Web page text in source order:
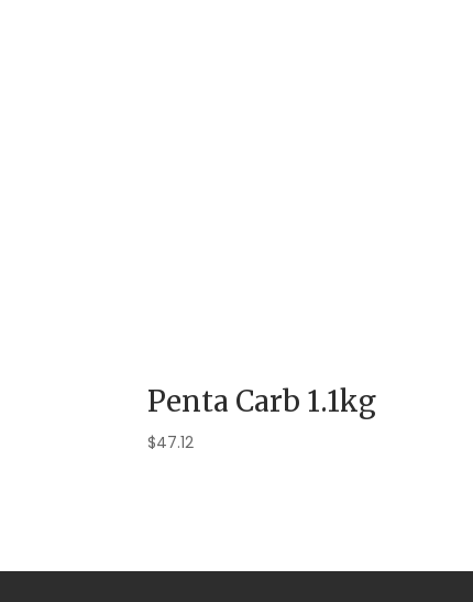
Penta Carb 1.1kg
$47.12